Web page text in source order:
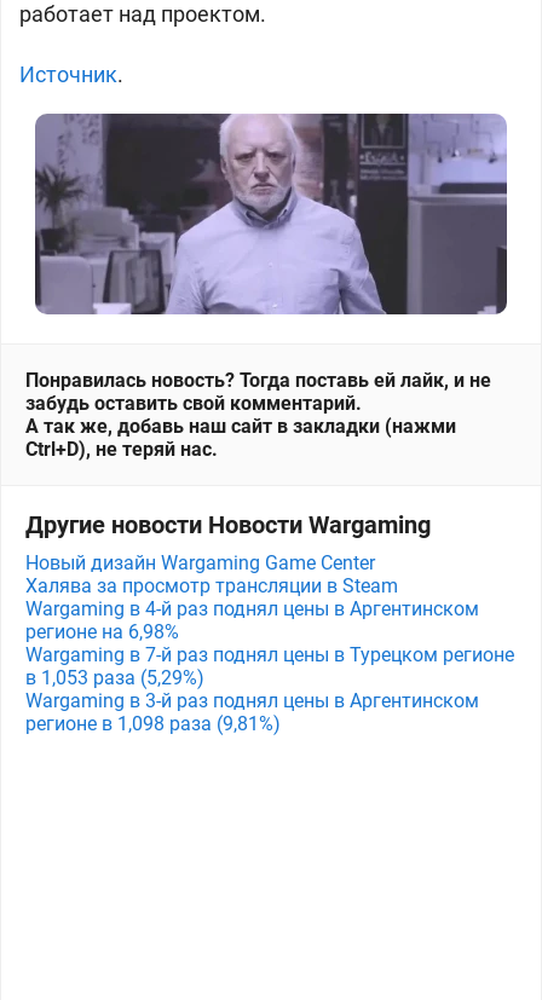
работает над проектом.
Источник.
Понравилась новость? Тогда поставь ей лайк, и не
забудь оставить свой комментарий.
А так же, добавь наш сайт в закладки (нажми
Ctrl+D), не теряй нас.
Другие новости Новости Wargaming
Новый дизайн Wargaming Game Center
Халява за просмотр трансляции в Steam
Wargaming в 4-й раз поднял цены в Аргентинском
регионе на 6,98%
Wargaming в 7-й раз поднял цены в Турецком регионе
в 1,053 раза (5,29%)
Wargaming в 3-й раз поднял цены в Аргентинском
регионе в 1,098 раза (9,81%)